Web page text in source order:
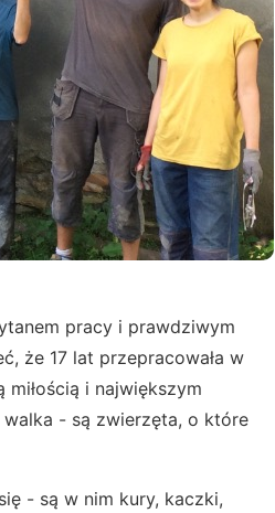
pracy i prawdziwym
że 17 lat przepracowała w
i największym
- są zwierzęta, o które
- są w nim kury, kaczki,